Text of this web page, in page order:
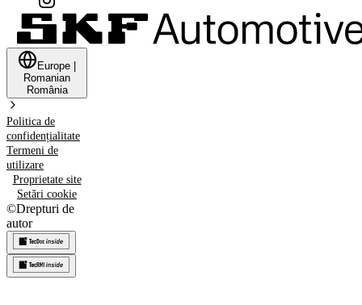
Europe
Romanian
România
Politica de
confidențialitate
Termeni de
utilizare
Proprietate site
Setări cookie
©Drepturi de
autor